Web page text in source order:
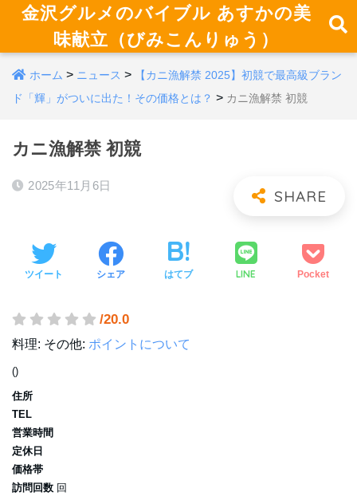
金沢グルメのバイブル あすかの美
味献立（びみこんりゅう）
ホーム > ニュース >
【カニ漁解禁 2025】初競で最高級ブラン
ド「輝」がついに出た！その価格とは？ > カニ漁解禁 初競
カニ漁解禁 初競
2025年11月6日
ツイート シェア はてブ LINE Pocket
/20.0
料理: その他: ポイントについて
()
住所
TEL
営業時間
定休日
価格帯
訪問回数 回